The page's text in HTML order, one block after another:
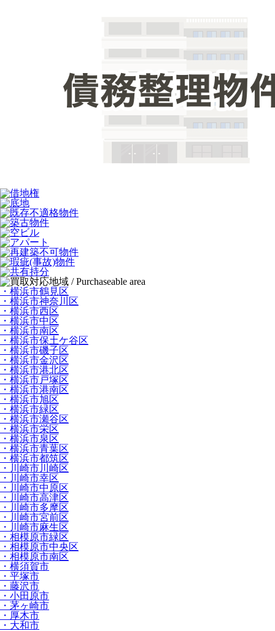
・横浜市鶴見区
・横浜市神奈川区
・横浜市西区
・横浜市中区
・横浜市南区
・横浜市保土ケ谷区
・横浜市磯子区
・横浜市金沢区
・横浜市港北区
・横浜市戸塚区
・横浜市港南区
・横浜市旭区
・横浜市緑区
・横浜市瀬谷区
・横浜市栄区
・横浜市泉区
・横浜市青葉区
・横浜市都筑区
・川崎市川崎区
・川崎市幸区
・川崎市中原区
・川崎市高津区
・川崎市多摩区
・川崎市宮前区
・川崎市麻生区
・相模原市緑区
・相模原市中央区
・相模原市南区
・横須賀市
・平塚市
・藤沢市
・小田原市
・茅ヶ崎市
・厚木市
・大和市